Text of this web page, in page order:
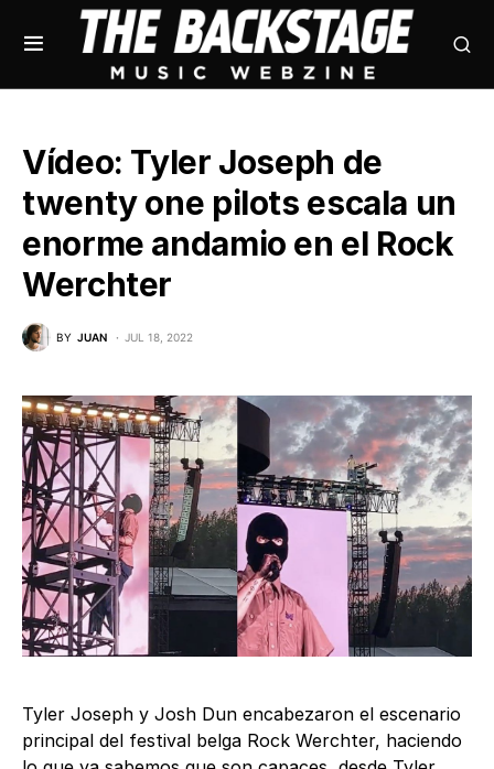
Vídeo: Tyler Joseph de
twenty one pilots escala un
enorme andamio en el Rock
Werchter
BY JUAN JUL 18, 2022
Tyler Joseph y Josh Dun encabezaron el escenario
principal del festival belga Rock Werchter, haciendo